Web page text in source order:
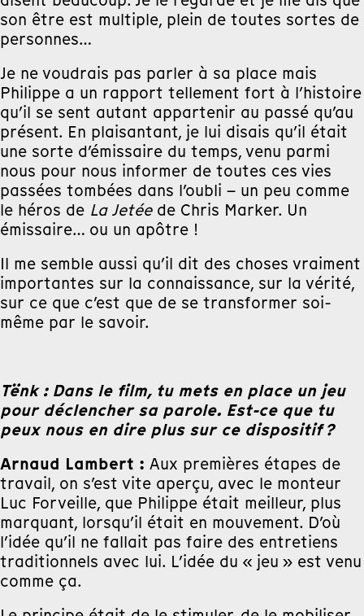
son être est multiple, plein de toutes sortes de
personnes…
Je ne voudrais pas parler à sa place mais
Philippe a un rapport tellement fort à l’histoire
qu’il se sent autant appartenir au passé qu’au
présent. En plaisantant, je lui disais qu’il était
une sorte d’émissaire du temps, venu parmi
nous pour nous informer de toutes ces vies
passées tombées dans l’oubli – un peu comme
le héros de La Jetée de Chris Marker. Un
émissaire… ou un apôtre !
Il me semble aussi qu’il dit des choses vraiment
importantes sur la connaissance, sur la vérité,
sur ce que c’est que de se transformer soi-
même par le savoir.
Tënk : Dans le film, tu mets en place un jeu
pour déclencher sa parole. Est-ce que tu
peux nous en dire plus sur ce dispositif ?
Arnaud Lambert : Aux premières étapes de
travail, on s’est vite aperçu, avec le monteur
Luc Forveille, que Philippe était meilleur, plus
marquant, lorsqu’il était en mouvement. D’où
l’idée qu’il ne fallait pas faire des entretiens
traditionnels avec lui. L’idée du « jeu » est venu
comme ça.